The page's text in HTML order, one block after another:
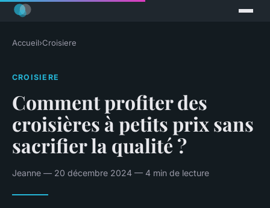
Accueil›Croisiere
CROISIERE
Comment profiter des
croisières à petits prix sans
sacrifier la qualité ?
Jeanne — 20 décembre 2024 — 4 min de lecture